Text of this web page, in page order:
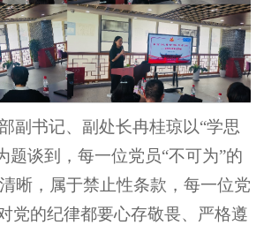
副书记、副处长冉桂琼以“学思
题谈到，每一位党员“不可为”的
晰，属于禁止性条款，每一位党
党的纪律都要心存敬畏、严格遵